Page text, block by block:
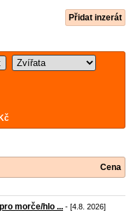
Přidat inzerát
Cena
morče/hlo ... - [4.8. 2026]